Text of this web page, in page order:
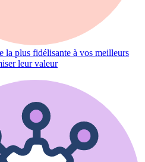
la plus fidélisante à vos meilleurs
leur valeur